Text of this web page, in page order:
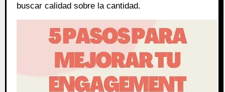
buscar calidad sobre la cantidad.